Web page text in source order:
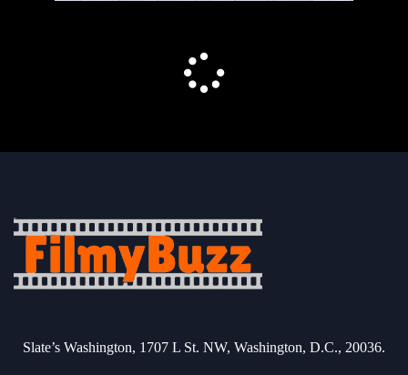
Slate’s Washington, 1707 L St. NW, Washington, D.C., 20036.